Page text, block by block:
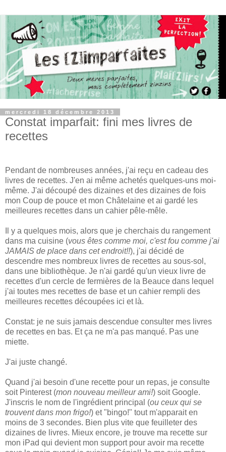
mercredi 18 décembre 2013
Constat imparfait: fini mes livres de
recettes
Pendant de nombreuses années, j'ai reçu en cadeau des
livres de recettes. J'en ai même achetés quelques-uns moi-
même. J'ai découpé des dizaines et des dizaines de fois
mon Coup de pouce et mon Châtelaine et ai gardé les
meilleures recettes dans un cahier pêle-mêle.
Il y a quelques mois, alors que je cherchais du rangement
dans ma cuisine (vous êtes comme moi, c'est fou comme j'ai
JAMAIS de place dans cet endroit!!), j'ai décidé de
descendre mes nombreux livres de recettes au sous-sol,
dans une bibliothèque. Je n'ai gardé qu'un vieux livre de
recettes d'un cercle de fermières de la Beauce dans lequel
j'ai toutes mes recettes de base et un cahier rempli des
meilleures recettes découpées ici et là.
Constat: je ne suis jamais descendue consulter mes livres
de recettes en bas. Et ça ne m'a pas manqué. Pas une
miette.
J'ai juste changé.
Quand j'ai besoin d'une recette pour un repas, je consulte
soit Pinterest (mon nouveau meilleur ami!) soit Google.
J'inscris le nom de l'ingrédient principal (ou ceux qui se
trouvent dans mon frigo!) et "bingo!" tout m'apparait en
moins de 3 secondes. Bien plus vite que feuilleter des
dizaines de livres. Mieux encore, je trouve ma recette sur
mon iPad qui devient mon support pour avoir ma recette